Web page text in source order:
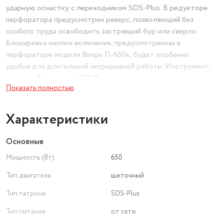
ударную оснастку с переходником SDS-Plus. В редукторе
перфоратора предусмотрен реверс, позволяющий без
особого труда освободить застрявший бур или сверло.
Блокировка кнопки включения, предусмотренная в
перфораторе модели Вихрь П-650к, будет особенно
удобна для длительной непрерывной работы. Инструмент,
питающийся от сети 220 В, комплектуется
дополнительной рукояткой, благодаря которой его легче
предлагается вам вместе с кейсом для переноски и
хранения, ограничителем глубины сверления, одним буром.
Показать полностью
Характеристики
Основные
Мощность (Вт)
650
Тип двигателя
щеточный
Тип патрона
SDS-Plus
Тип питания
от сети